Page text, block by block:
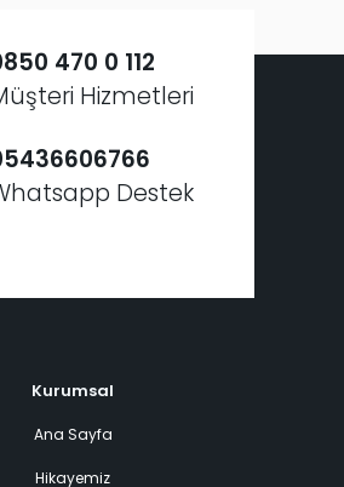
470 0 112
Hizmetleri
Destek
Kurumsal
Ana Sayfa
Hikayemiz